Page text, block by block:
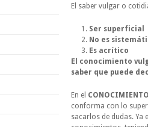
El saber vulgar o
Ser superficial
No es
Es acrítico
El conocimiento
saber que puede
En el
conforma con lo
sacarlos de dudas. Ya